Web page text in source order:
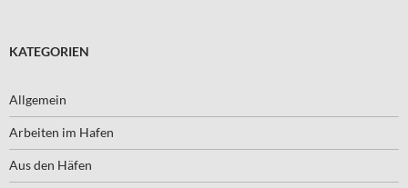
KATEGORIEN
Allgemein
Arbeiten im Hafen
Aus den Häfen